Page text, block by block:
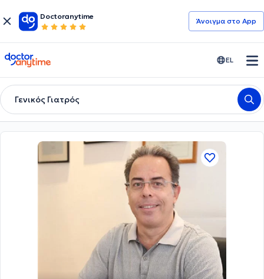
Doctoranytime
Άνοιγμα στο App
doctoranytime EL
Γενικός Γιατρός